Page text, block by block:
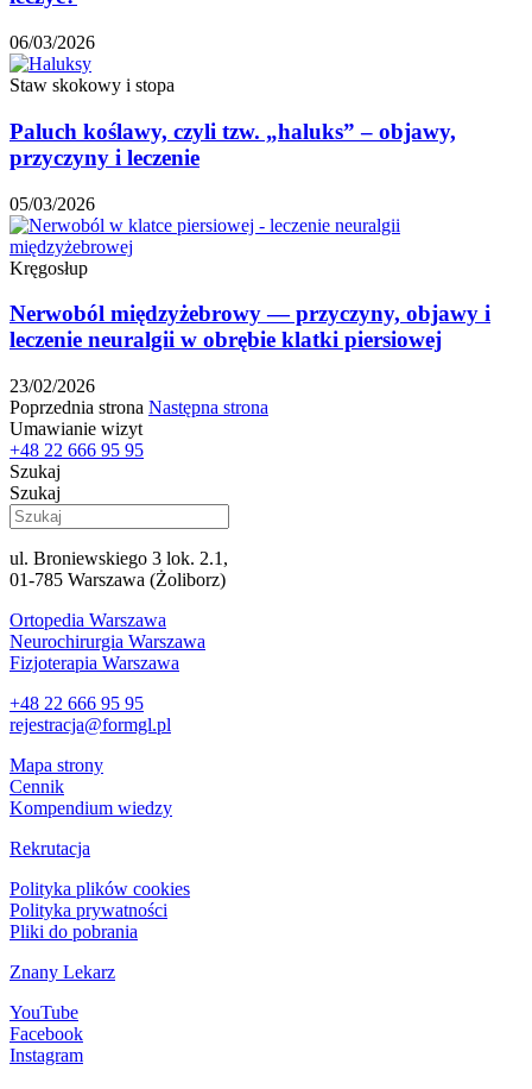
06/03/2026
Staw skokowy i stopa
Paluch koślawy, czyli tzw. „haluks” – objawy,
przyczyny i leczenie
05/03/2026
Kręgosłup
Nerwoból międzyżebrowy — przyczyny, objawy i
leczenie neuralgii w obrębie klatki piersiowej
23/02/2026
Poprzednia strona Następna strona
Umawianie wizyt
+48 22 666 95 95
Szukaj
Szukaj
ul. Broniewskiego 3 lok. 2.1,
01-785 Warszawa (Żoliborz)
Ortopedia Warszawa
Neurochirurgia Warszawa
Fizjoterapia Warszawa
+48 22 666 95 95
rejestracja@formgl.pl
Mapa strony
Cennik
Kompendium wiedzy
Rekrutacja
Polityka plików cookies
Polityka prywatności
Pliki do pobrania
Znany Lekarz
YouTube
Facebook
Instagram